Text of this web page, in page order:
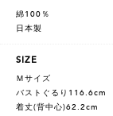
綿100％
日本製
SIZE
Ｍサイズ
バストぐるり116.6cm
着丈(背中心)62.2cm